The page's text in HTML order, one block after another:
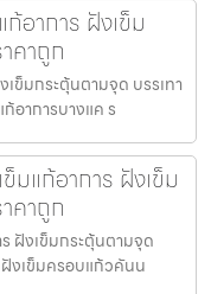
อาการ ฝังเข็ม
คาถูก
ข็มกระตุ้นตามจุด บรรเทา
อาการบางแค ร
มแก้อาการ ฝังเข็ม
คาถูก
ฝังเข็มกระตุ้นตามจุด
ฝังเข็มครอบแก้วคันน